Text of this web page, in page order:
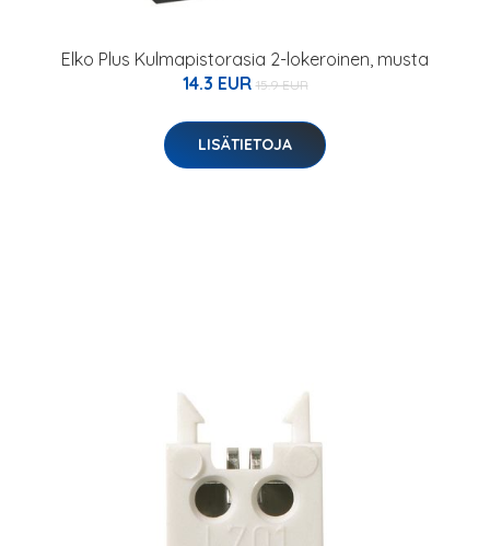
Elko Plus Kulmapistorasia 2-lokeroinen, musta
14.3 EUR 15.9 EUR
LISÄTIETOJA